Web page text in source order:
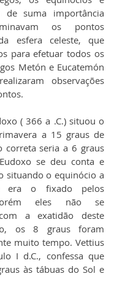
de suma importância
os pontos
esfera celeste, que
para efetuar todos os
Metón e Eucatemón
observações
( 366 a .C.) situou o
a 15 graus de
correta seria a 6 graus
se deu conta e
situando o equinócio a
era o fixado pelos
eles não se
a exatidão deste
os 8 graus foram
muito tempo. Vettius
I d.C., confessa que
às tábuas do Sol e